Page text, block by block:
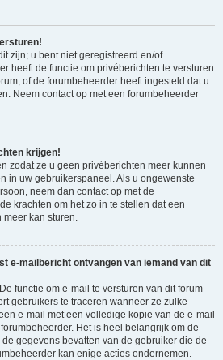
zijn; u bent niet geregistreerd en/of
heeft de functie om privéberichten te versturen
of de forumbeheerder heeft ingesteld dat u
Neem contact op met een forumbeheerder
krijgen!
zodat ze u geen privéberichten meer kunnen
in uw gebruikerspaneel. Als u ongewenste
neem dan contact op met de
krachten om het zo in te stellen dat een
kan sturen.
e-mailbericht ontvangen van iemand van dit
functie om e-mail te versturen van dit forum
gebruikers te traceren wanneer ze zulke
e-mail met een volledige kopie van de e-mail
Het is heel belangrijk om de
gegevens bevatten van de gebruiker die de
kan enige acties ondernemen.